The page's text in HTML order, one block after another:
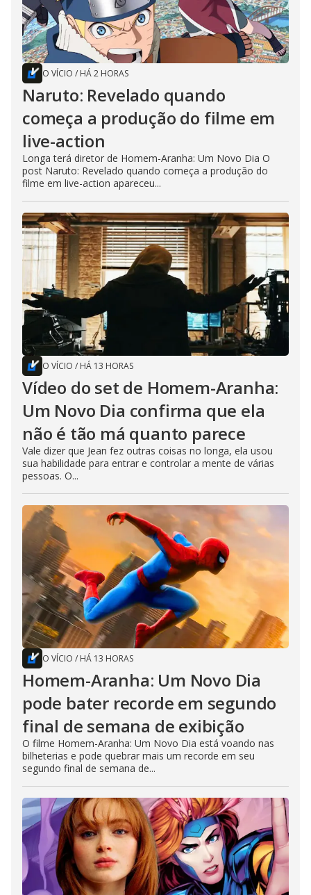
O VÍCIO / HÁ 2 HORAS
Naruto: Revelado quando
começa a produção do filme em
live-action
Longa terá diretor de Homem-Aranha: Um Novo Dia O
post Naruto: Revelado quando começa a produção do
filme em live-action apareceu...
O VÍCIO / HÁ 13 HORAS
Vídeo do set de Homem-Aranha:
Um Novo Dia confirma que ela
não é tão má quanto parece
Vale dizer que Jean fez outras coisas no longa, ela usou
sua habilidade para entrar e controlar a mente de várias
pessoas. O...
O VÍCIO / HÁ 13 HORAS
Homem-Aranha: Um Novo Dia
pode bater recorde em segundo
final de semana de exibição
O filme Homem-Aranha: Um Novo Dia está voando nas
bilheterias e pode quebrar mais um recorde em seu
segundo final de semana de...